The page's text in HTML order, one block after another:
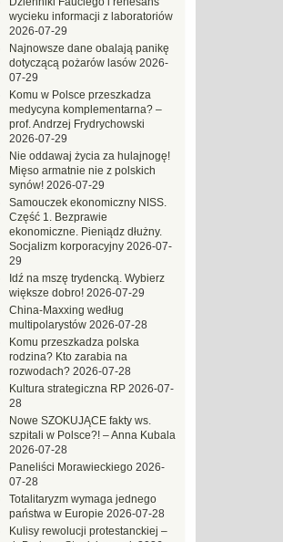
wycieku informacji z laboratoriów
2026-07-29
Najnowsze dane obalają panikę
dotyczącą pożarów lasów 2026-
07-29
Komu w Polsce przeszkadza
medycyna komplementarna? –
prof. Andrzej Frydrychowski
2026-07-29
Nie oddawaj życia za hulajnogę!
Mięso armatnie nie z polskich
synów! 2026-07-29
Samouczek ekonomiczny NISS.
Część 1. Bezprawie
ekonomiczne. Pieniądz dłużny.
Socjalizm korporacyjny 2026-07-
29
Idź na mszę trydencką. Wybierz
większe dobro! 2026-07-29
China-Maxxing według
multipolarystów 2026-07-28
Komu przeszkadza polska
rodzina? Kto zarabia na
rozwodach? 2026-07-28
Kultura strategiczna RP 2026-07-
28
Nowe SZOKUJĄCE fakty ws.
szpitali w Polsce?! – Anna Kubala
2026-07-28
Paneliści Morawieckiego 2026-
07-28
Totalitaryzm wymaga jednego
państwa w Europie 2026-07-28
Kulisy rewolucji protestanckiej –